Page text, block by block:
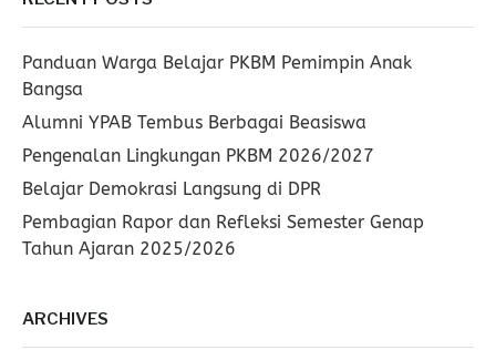
Panduan Warga Belajar PKBM Pemimpin Anak
Bangsa
Alumni YPAB Tembus Berbagai Beasiswa
Pengenalan Lingkungan PKBM 2026/2027
Belajar Demokrasi Langsung di DPR
Pembagian Rapor dan Refleksi Semester Genap
Tahun Ajaran 2025/2026
ARCHIVES